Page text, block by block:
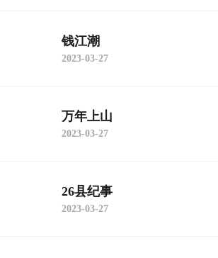
钱江潮
2023-03-27
万年上山
2023-03-27
26县纪事
2023-03-27